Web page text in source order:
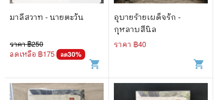
มาลีสวาท - นายตะวัน
ราคา ฿250
ลดเหลือ ฿175 ลด30%
shopping_cart
อุบายร้ายเผด็จรัก -
กุหลาบสีนิล
ราคา ฿40
shopping_cart